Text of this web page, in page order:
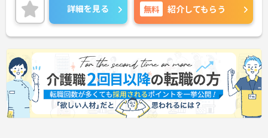
の直行訪問などを交えることで、日々の業務負担を
軽減しながら柔軟に働くことができます。また、未
就学児への保育手当や共済会による医療費・市販薬
の補助など、大手グループならではの手厚い福利厚
生が生活面をサポートします。働きながら主任介護
支援専門員へのステップアップを目指せる資格取得
支援制度も整っています。育児・介護向けの時短勤
務制度や75歳までの再雇用制度も完備されており、
ライフステージの変化に合わせた無理のない働き方
で、長期的に専門性を磨いていける環境です。
詳細を見る 無料 紹介してもらう